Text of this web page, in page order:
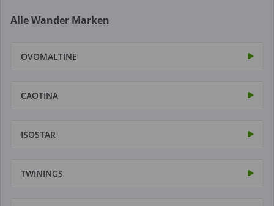
Alle Wander Marken
OVOMALTINE
CAOTINA
ISOSTAR
TWININGS